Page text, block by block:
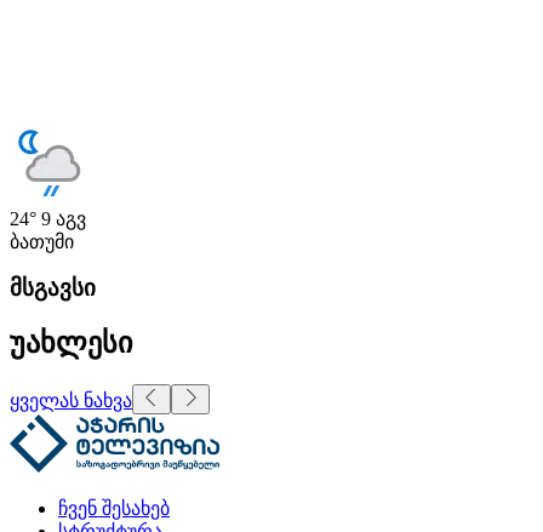
24° 9 აგვ
ბათუმი
მსგავსი
უახლესი
ყველას ნახვა
ჩვენ შესახებ